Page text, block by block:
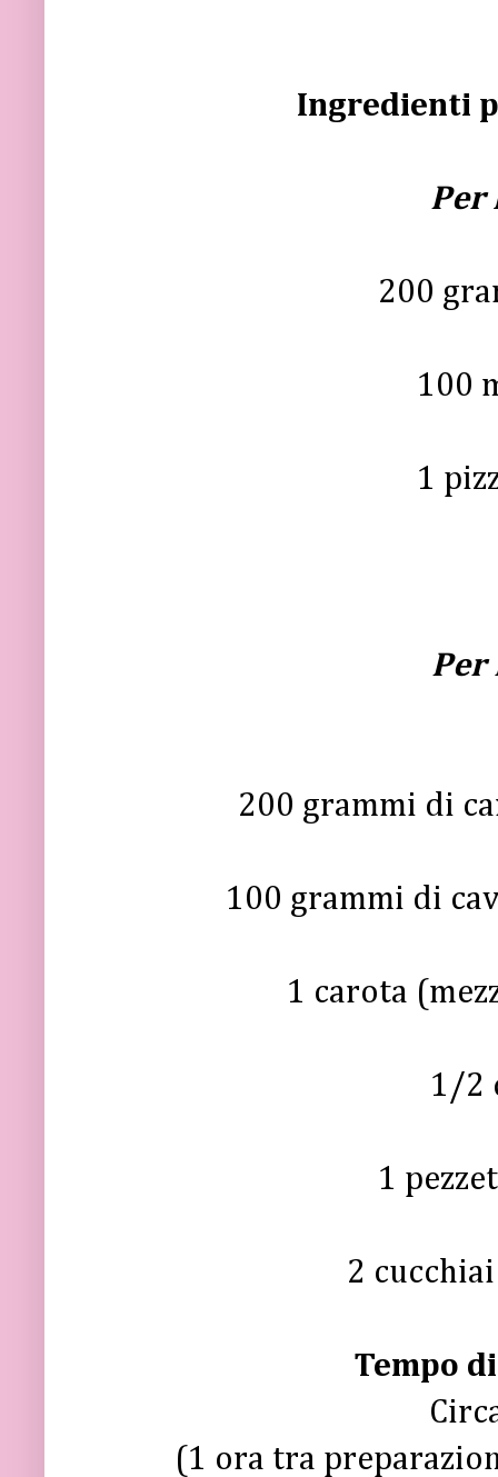
Ingredienti
Per
200
100
1
Per
200 grammi di
100 grammi di
1 carota
1/2
1
2
Tempo
(1 ora tra